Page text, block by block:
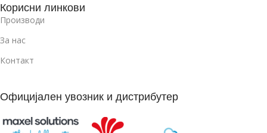
Корисни линкови
Производи
За нас
Контакт
Официјален увозник и дистрибутер